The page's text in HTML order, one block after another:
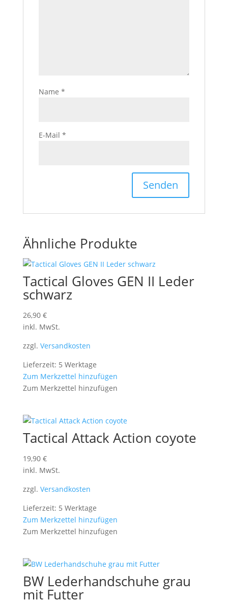
Name *
E-Mail *
Ähnliche Produkte
Tactical Gloves GEN II Leder
schwarz
26,90 €
inkl. MwSt.
zzgl. Versandkosten
Lieferzeit: 5 Werktage
Zum Merkzettel hinzufügen
Zum Merkzettel hinzufügen
Tactical Attack Action coyote
19,90 €
inkl. MwSt.
zzgl. Versandkosten
Lieferzeit: 5 Werktage
Zum Merkzettel hinzufügen
Zum Merkzettel hinzufügen
BW Lederhandschuhe grau
mit Futter